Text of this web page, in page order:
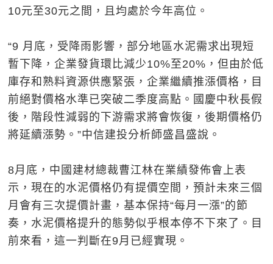
10元至30元之間，且均處於今年高位。
“9 月底，受降雨影響，部分地區水泥需求出現短
暫下降，企業發貨環比減少10%至20%，但由於低
庫存和熟料資源供應緊張，企業繼續推漲價格，目
前絕對價格水準已突破二季度高點。國慶中秋長假
後，階段性減弱的下游需求將會恢復，後期價格仍
將延續漲勢。”中信建投分析師盛昌盛說。
8月底，中國建材總裁曹江林在業績發佈會上表
示，現在的水泥價格仍有提價空間，預計未來三個
月會有三次提價計畫，基本保持“每月一漲”的節
奏，水泥價格提升的態勢似乎根本停不下來了。目
前來看，這一判斷在9月已經實現。